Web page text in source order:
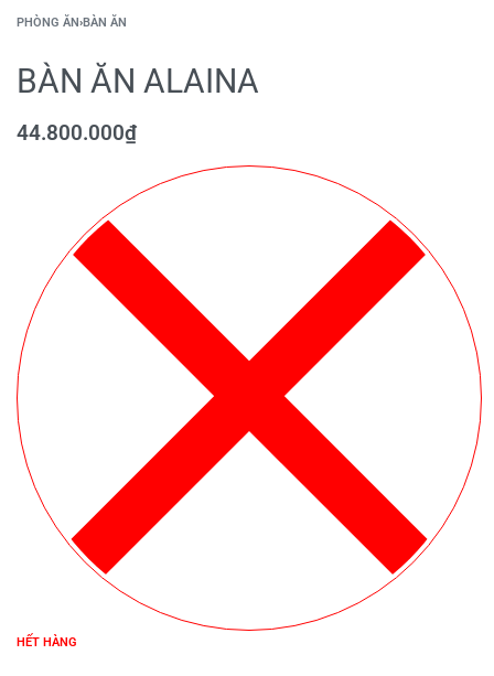
PHÒNG ĂN›BÀN ĂN
BÀN ĂN ALAINA
44.800.000₫
HẾT HÀNG